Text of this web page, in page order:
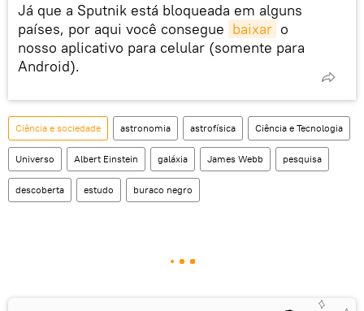
Já que a Sputnik está bloqueada em alguns
países, por aqui você consegue baixar o
nosso aplicativo para celular (somente para
Android).
Ciência e sociedade astronomia astrofísica Ciência e Tecnologia
Universo Albert Einstein galáxia James Webb pesquisa
descoberta estudo buraco negro